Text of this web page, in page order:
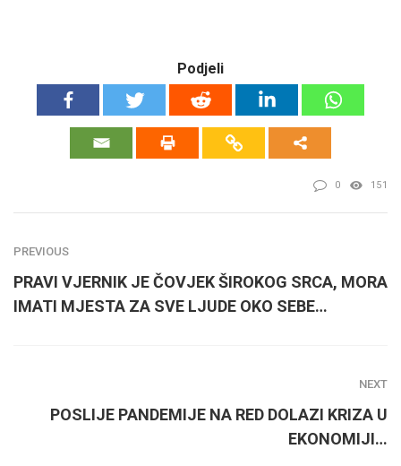
Podjeli
0 151
PREVIOUS
PRAVI VJERNIK JE ČOVJEK ŠIROKOG SRCA, MORA
IMATI MJESTA ZA SVE LJUDE OKO SEBE…
NEXT
POSLIJE PANDEMIJE NA RED DOLAZI KRIZA U
EKONOMIJI…